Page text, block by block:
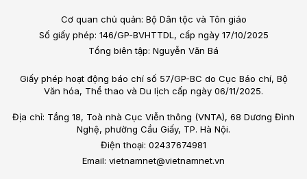
Cơ quan chủ quản: Bộ Dân tộc và Tôn giáo
Số giấy phép: 146/GP-BVHTTDL, cấp ngày 17/10/2025
Tổng biên tập: Nguyễn Văn Bá
Giấy phép hoạt động báo chí số 57/GP-BC do Cục Báo chí, Bộ
Văn hóa, Thể thao và Du lịch cấp ngày 06/11/2025.
Địa chỉ: Tầng 18, Toà nhà Cục Viễn thông (VNTA), 68 Dương Đình
Nghệ, phường Cầu Giấy, TP. Hà Nội.
Điện thoại: 02437674981
Email: vietnamnet@vietnamnet.vn